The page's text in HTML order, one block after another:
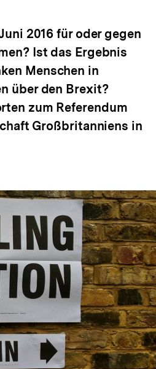
2016 für oder gegen
Ist das Ergebnis
Menschen in
über den Brexit?
zum Referendum
Großbritanniens in